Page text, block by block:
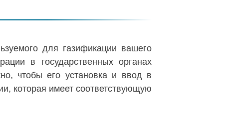
для газификации вашего
в государственных органах
чтобы его установка и ввод в
которая имеет соответствующую